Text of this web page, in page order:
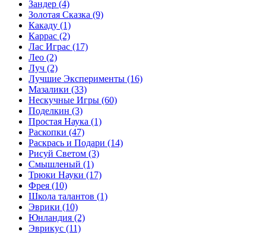
Зандер (4)
Золотая Сказка (9)
Какаду (1)
Каррас (2)
Лас Играс (17)
Лео (2)
Луч (2)
Лучшие Эксперименты (16)
Мазалики (33)
Нескучные Игры (60)
Поделкин (3)
Простая Наука (1)
Раскопки (47)
Раскрась и Подари (14)
Рисуй Светом (3)
Смышленый (1)
Трюки Науки (17)
Фрея (10)
Школа талантов (1)
Эврики (10)
Юнландия (2)
Эврикус (11)